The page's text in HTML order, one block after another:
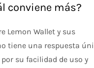
conviene más?
Lemon Wallet y sus
tiene una respuesta
su facilidad de uso y